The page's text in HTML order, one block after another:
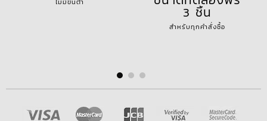
3 ชิ้น
สำหรับทุกคำสั่งซื้อ